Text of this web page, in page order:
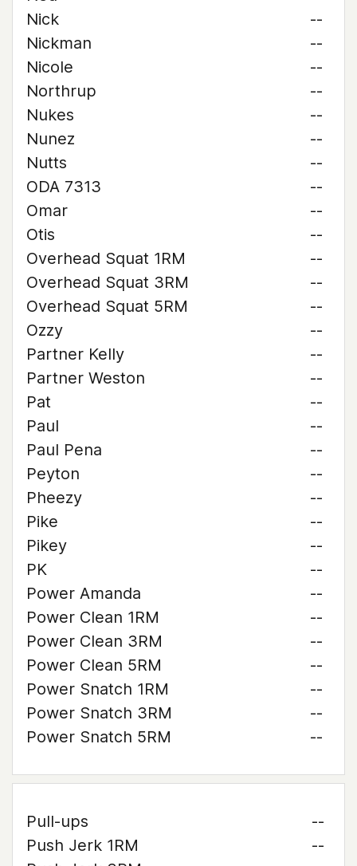
Nick
--
Nickman
--
Nicole
--
Northrup
--
Nukes
--
Nunez
--
Nutts
--
ODA 7313
--
Omar
--
Otis
--
Overhead Squat 1RM
--
Overhead Squat 3RM
--
Overhead Squat 5RM
--
Ozzy
--
Partner Kelly
--
Partner Weston
--
Pat
--
Paul
--
Paul Pena
--
Peyton
--
Pheezy
--
Pike
--
Pikey
--
PK
--
Power Amanda
--
Power Clean 1RM
--
Power Clean 3RM
--
Power Clean 5RM
--
Power Snatch 1RM
--
Power Snatch 3RM
--
Power Snatch 5RM
--
Pull-ups
--
Push Jerk 1RM
--